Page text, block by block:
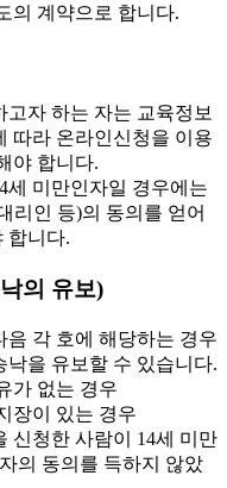
의 계약으로 합니다.
자 하는 자는 교육정보
따라 온라인신청을 이용
야 합니다.
미만인자일 경우에는
리인 등)의 동의를 얻어
합니다.
의 유보)
각 호에 해당하는 경우
낙을 유보할 수 있습니다.
가 없는 경우
장이 있는 경우
신청한 사람이 14세 미만
의 동의를 득하지 않았